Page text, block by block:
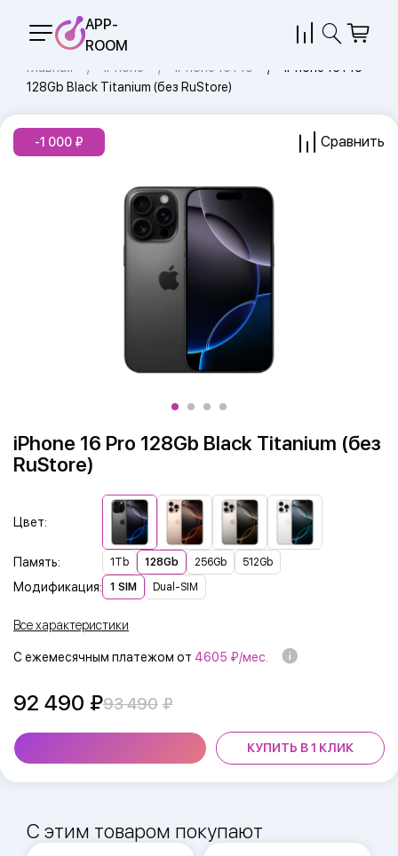
APP-
ROOM
Главная iPhone iPhone 16 Pro
iPhone 16 Pro
128Gb Black Titanium (без RuStore)
iPhone 16 Pro 128Gb Black Titanium (без
RuStore)
-1 000 Сравнить
Цвет:
Память: 1Tb 128Gb 256Gb 512Gb
Модификация: 1 SIM Dual-SIM
Все характеристики
С ежемесячным платежом от 4605 ₽/мес.
92 490 93 490
КУПИТЬ В 1 КЛИК
С этим товаром покупают